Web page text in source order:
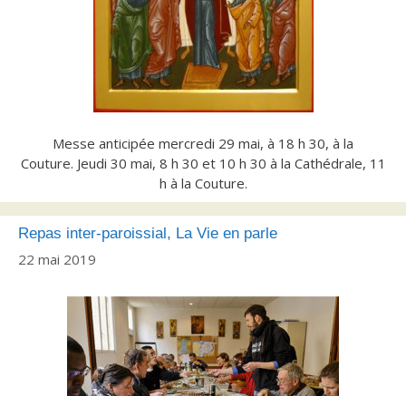
Messe anticipée mercredi 29 mai, à 18 h 30, à la
Couture. Jeudi 30 mai, 8 h 30 et 10 h 30 à la Cathédrale, 11
h à la Couture.
Repas inter-paroissial, La Vie en parle
22 mai 2019